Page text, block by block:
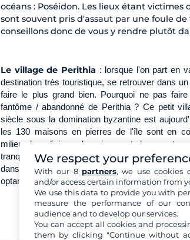
océans : Poséidon. Les lieux étant victimes
sont souvent pris d'assaut par une foule de
conseillons donc de vous y rendre plutôt
Le village de Perithia : lorsque l'on part en
destination très touristique, se retrouver dans
faire le plus grand bien. Pourquoi ne pas
fantôme / abandonné de Perithia ? Ce petit
siècle sous la domination byzantine est
les 130 maisons en pierres de l'île sont en
milieu des oliviers, des vignes et des
tranquilité en pleine nature. Cette visite sera
dans le passé de Corfou et de profiter d'une
optant pour lalocation d'un voilier en Grèce.
We respect your
With our 8 partners, we use cookies
and/or access certain information from
We use this data to provide you with
measure the performance of our
audience and to develop our services.
You can accept all cookies and
them by clicking "Continue without